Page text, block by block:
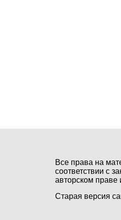
Все права на
соответствии с
авторском
Старая версия